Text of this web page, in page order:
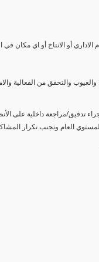
أو الانتاج أو اي مكان في
والتحقق من الفعالية
تدقيق/مراجعة داخلية على
العام وتجنب تكرار